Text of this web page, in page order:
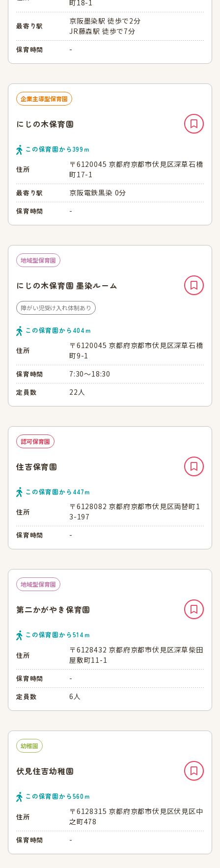
町18-1
最寄り駅
京阪墨染駅 徒歩で2分
JR藤森駅 徒歩で7分
保育時間 -
企業主導型保育園
にじの木保育園
この保育園から399ｍ
住所
〒6120045 京都府京都市伏見区深草石橋
町17-1
最寄り駅 京阪電鉄黒染 0分
保育時間 -
地域型保育園
にじの木保育園 墨染ルーム
障がい児受け入れ体制あり
この保育園から 404 ｍ
住所
〒6120045 京都府京都市伏見区深草石橋
町9-1
保育時間 7:30～18:30
定員数 22人
認可保育園
住吉保育園
この保育園から 447ｍ
住所
〒6128082 京都府京都市伏見区両替町1
3-197
保育時間 -
地域型保育園
第二かがやき保育園
この保育園から514 ｍ
住所
〒6128432 京都府京都市伏見区深草柴田
屋敷町11-1
保育時間 -
定員数 6人
幼稚園
伏見住吉幼稚園
この保育園から560ｍ
住所
〒6128315 京都府京都市伏見区伏見区中
之町478
保育時間 -